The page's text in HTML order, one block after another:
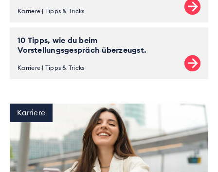
Karriere Tipps & Tricks
10 Tipps, wie du beim
Vorstellungsgespräch überzeugst.
Karriere Tipps & Tricks
Karriere